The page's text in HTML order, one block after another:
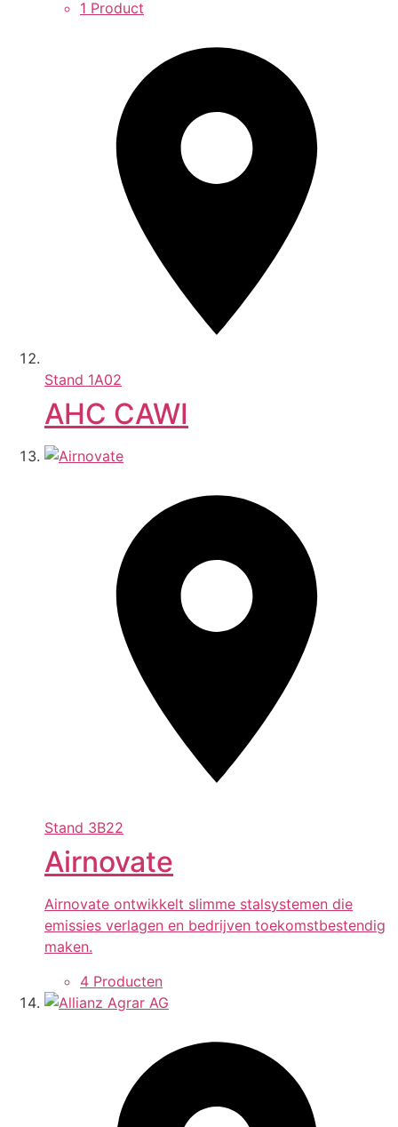
1 Product
Stand 1A02
AHC CAWI
Stand 3B22
Airnovate
Airnovate ontwikkelt slimme stalsystemen die
emissies verlagen en bedrijven toekomstbestendig
maken.
4 Producten